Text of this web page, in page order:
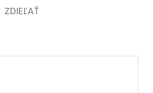
ZDIEĽAŤ